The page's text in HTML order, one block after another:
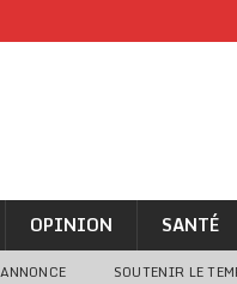
OPINION SANTÉ
SOUTENIR LE